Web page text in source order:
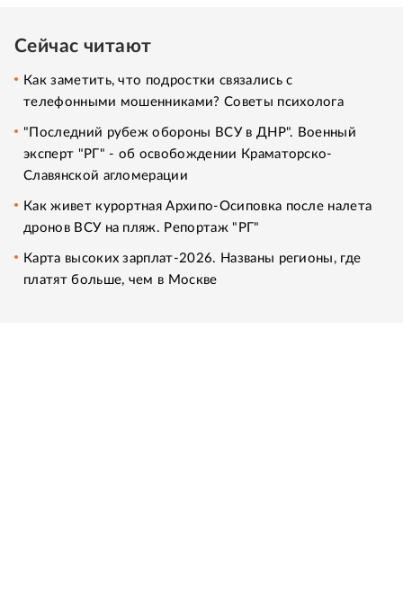
Сейчас читают
Как заметить, что подростки связались с
телефонными мошенниками? Советы психолога
"Последний рубеж обороны ВСУ в ДНР". Военный
эксперт "РГ" - об освобождении Краматорско-
Славянской агломерации
Как живет курортная Архипо-Осиповка после налета
дронов ВСУ на пляж. Репортаж "РГ"
Карта высоких зарплат-2026. Названы регионы, где
платят больше, чем в Москве